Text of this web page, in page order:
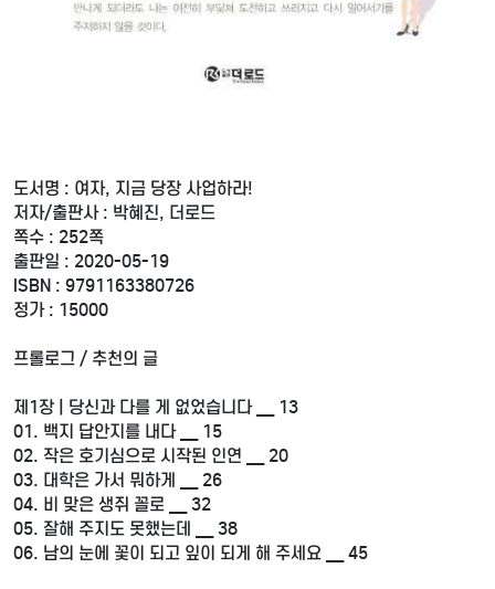
도서명 : 여자, 지금 당장 사업하라!
저자/출판사 : 박혜진, 더로드
쪽수 : 252쪽
출판일 : 2020-05-19
ISBN : 9791163380726
정가 : 15000
프롤로그 / 추천의 글
제1장 | 당신과 다를 게 없었습니다 __ 13
01. 백지 답안지를 내다 __ 15
02. 작은 호기심으로 시작된 인연 __ 20
03. 대학은 가서 뭐하게 __ 26
04. 비 맞은 생쥐 꼴로 __ 32
05. 잘해 주지도 못했는데 __ 38
06. 남의 눈에 꽃이 되고 잎이 되게 해 주세요 __ 45